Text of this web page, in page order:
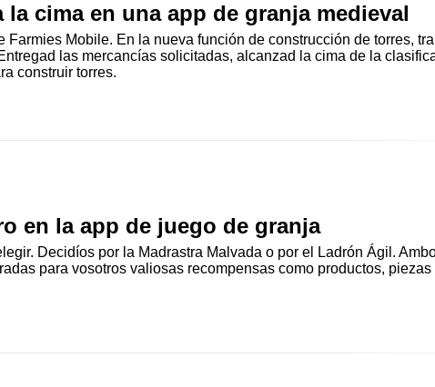
cima en una app de granja medieval
Farmies Mobile. En la nueva función de construcción de torres,
las mercancías solicitadas, alcanzad la cima de la
construir torres.
en la app de juego de granja
Decidíos por la Madrastra Malvada o por el Ladrón Ágil.
para vosotros valiosas recompensas como productos,